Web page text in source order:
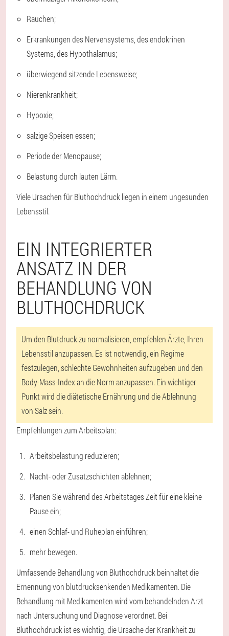
Rauchen;
Erkrankungen des Nervensystems, des endokrinen
Systems, des Hypothalamus;
überwiegend sitzende Lebensweise;
Nierenkrankheit;
Hypoxie;
salzige Speisen essen;
Periode der Menopause;
Belastung durch lauten Lärm.
Viele Ursachen für Bluthochdruck liegen in einem ungesunden
Lebensstil.
EIN INTEGRIERTER
ANSATZ IN DER
BEHANDLUNG VON
BLUTHOCHDRUCK
Um den Blutdruck zu normalisieren, empfehlen Ärzte, Ihren
Lebensstil anzupassen. Es ist notwendig, ein Regime
festzulegen, schlechte Gewohnheiten aufzugeben und den
Body-Mass-Index an die Norm anzupassen. Ein wichtiger
Punkt wird die diätetische Ernährung und die Ablehnung
von Salz sein.
Empfehlungen zum Arbeitsplan:
Arbeitsbelastung reduzieren;
Nacht- oder Zusatzschichten ablehnen;
Planen Sie während des Arbeitstages Zeit für eine kleine
Pause ein;
einen Schlaf- und Ruheplan einführen;
mehr bewegen.
Umfassende Behandlung von Bluthochdruck beinhaltet die
Ernennung von blutdrucksenkenden Medikamenten. Die
Behandlung mit Medikamenten wird vom behandelnden Arzt
nach Untersuchung und Diagnose verordnet. Bei
Bluthochdruck ist es wichtig, die Ursache der Krankheit zu